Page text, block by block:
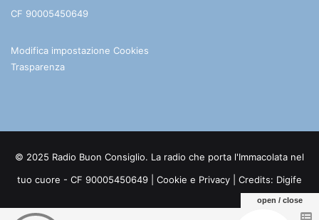
CF 90005450649
Modifica impostazione Cookies
Trasparenza
© 2025 Radio Buon Consiglio. La radio che porta l'Immacolata nel
tuo cuore - CF 90005450649 | Cookie e Privacy | Credits: Digife
open / close